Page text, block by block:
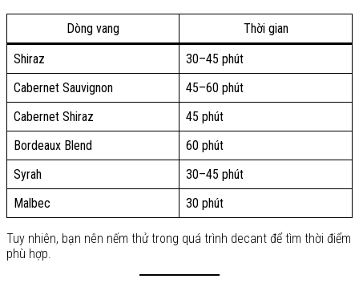
Dòng vang
Thời gian
Shiraz
30–45 phút
Cabernet Sauvignon
45–60 phút
Cabernet Shiraz
45 phút
Bordeaux Blend
60 phút
Syrah
30–45 phút
Malbec
30 phút
Tuy nhiên, bạn nên nếm thử trong quá trình decant để tìm thời điểm
phù hợp.